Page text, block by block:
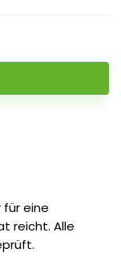
eine
reicht. Alle